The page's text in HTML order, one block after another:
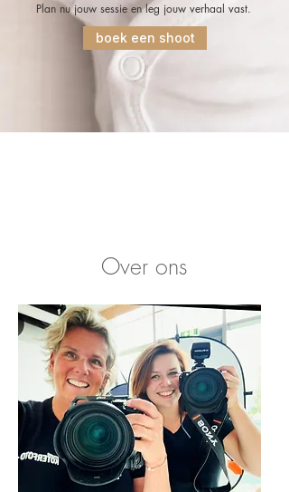
Plan nu jouw sessie en leg jouw verhaal vast.
boek een shoot
Over ons